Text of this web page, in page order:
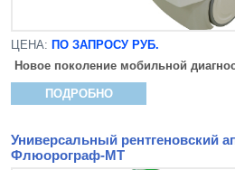
ЦЕНА: ПО ЗАПРОСУ РУБ.
Новое поколение мобильной
ПОДРОБНО
Универсальный рентгеновский
Флюорограф-МТ